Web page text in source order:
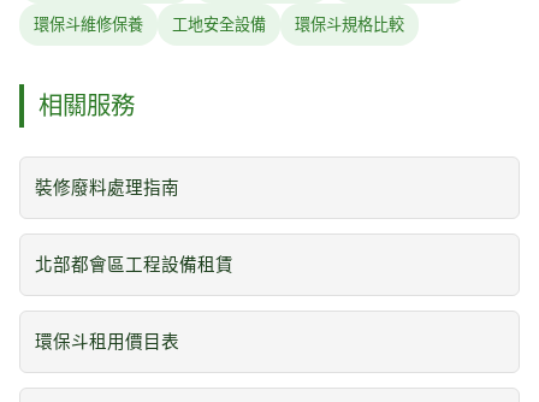
環保斗維修保養 工地安全設備 環保斗規格比較
相關服務
裝修廢料處理指南
北部都會區工程設備租賃
環保斗租用價目表